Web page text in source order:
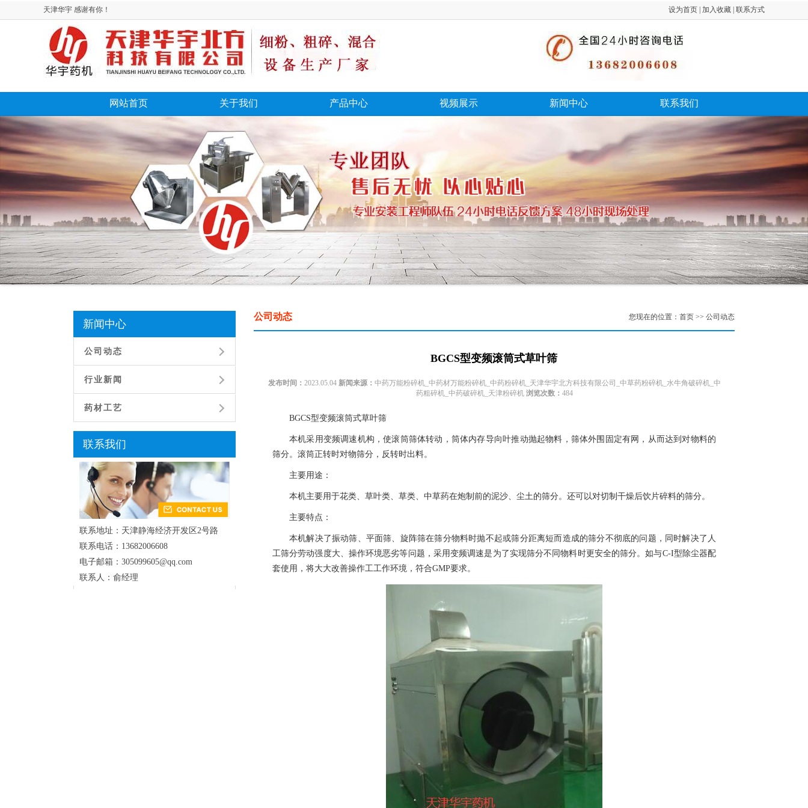
天津华宇 感谢有你！ 设为首页 | 加入收藏 | 联系方式
网站首页 关于我们 产品中心 视频展示 新闻中心 联系我们
新闻中心
公司动态
行业新闻
药材工艺
联系我们
联系地址：天津静海经济开发区2号路
联系电话：13682006608
电子邮箱：305099605@qq.com
联系人：俞经理
公司动态 您现在的位置：首页 >> 公司动态
BGCS型变频滚筒式草叶筛
发布时间： 2023.05.04 新闻来源： 中药万能粉碎机_中药材万能粉碎机_中药粉碎机_天津华宇北方科技有限公司_中草药粉碎机_水牛角破碎机_中
药粗碎机_中药破碎机_天津粉碎机 浏览次数： 484
BGCS型变频滚筒式草叶筛
本机采用变频调速机构，使滚筒筛体转动，筒体内存导向叶推动抛起物料，筛体外围固定有网，从而达到对物料的
筛分。滚筒正转时对物筛分，反转时出料。
主要用途：
本机主要用于花类、草叶类、草类、中草药在炮制前的泥沙、尘土的筛分。还可以对切制干燥后饮片碎料的筛分。
主要特点：
本机解决了振动筛、平面筛、旋阵筛在筛分物料时抛不起或筛分距离短而造成的筛分不彻底的问题，同时解决了人
工筛分劳动强度大、操作环境恶劣等问题，采用变频调速是为了实现筛分不同物料时更安全的筛分。如与C-I型除尘器配
套使用，将大大改善操作工工作环境，符合GMP要求。